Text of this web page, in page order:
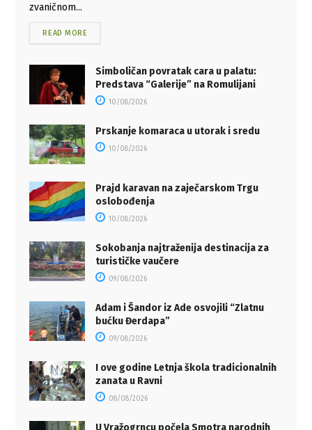
zvaničnom...
READ MORE
Simboličan povratak cara u palatu:
Predstava “Galerije” na Romulijani
10/08/2026
Prskanje komaraca u utorak i sredu
10/08/2026
Prajd karavan na zaječarskom Trgu
oslobođenja
10/08/2026
Sokobanja najtraženija destinacija za
turističke vaučere
09/08/2026
Adam i Šandor iz Ade osvojili “Zlatnu
bućku Đerdapa”
09/08/2026
I ove godine Letnja škola tradicionalnih
zanata u Ravni
08/08/2026